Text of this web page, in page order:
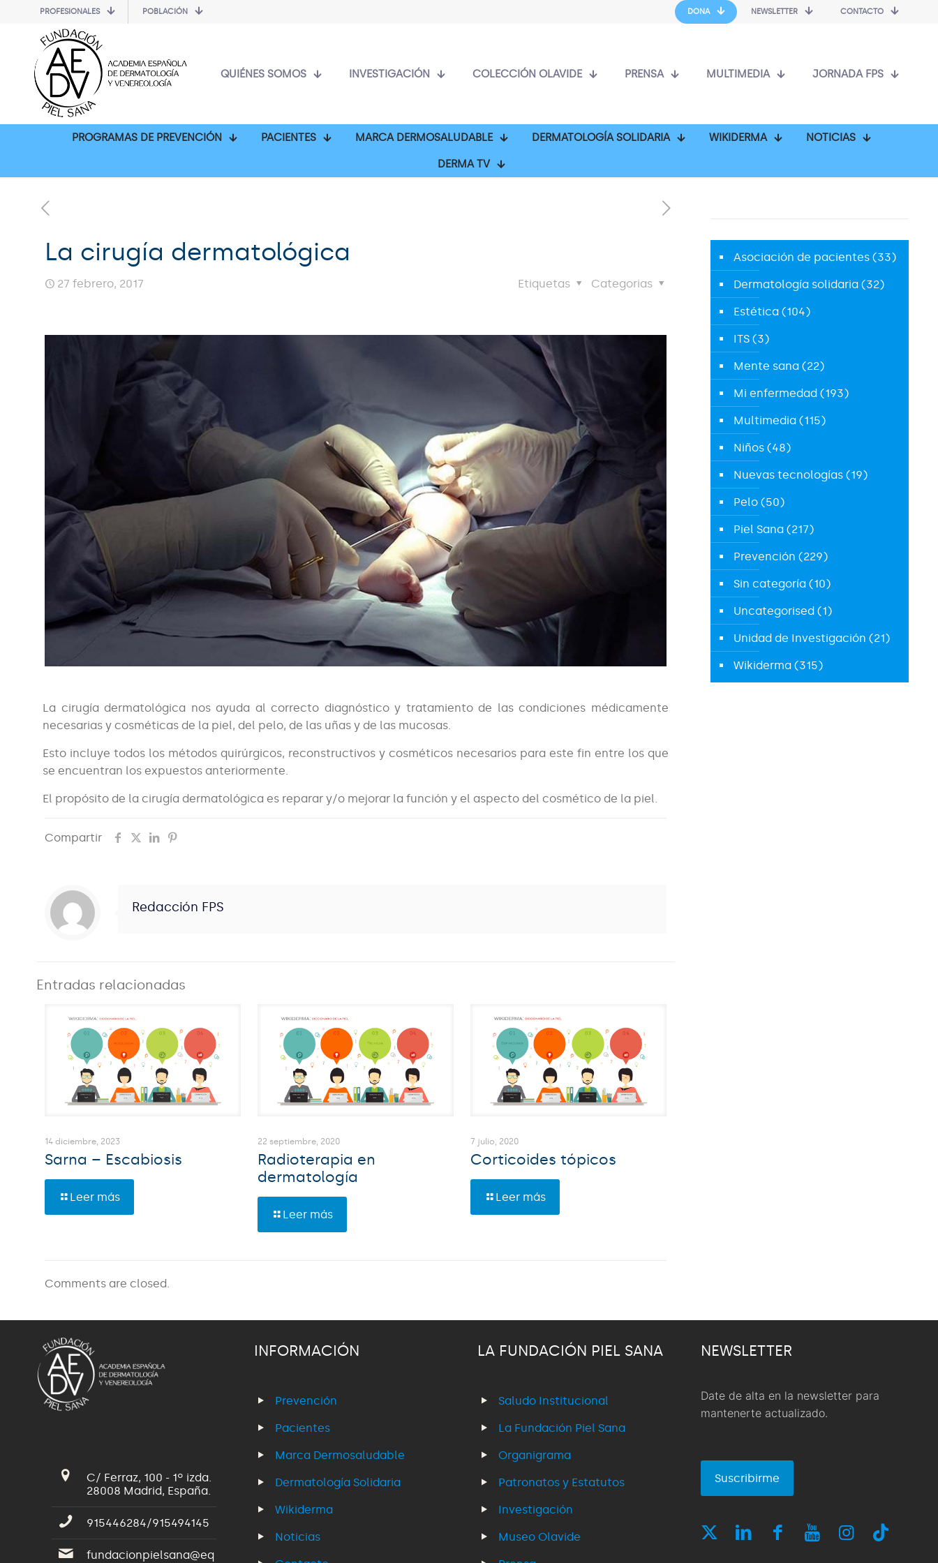
PROFESIONALES POBLACIÓN DONA NEWSLETTER CONTACTO
QUIÉNES SOMOS INVESTIGACIÓN COLECCIÓN OLAVIDE PRENSA MULTIMEDIA JORNADA FPS
PROGRAMAS DE PREVENCIÓN PACIENTES MARCA DERMOSALUDABLE DERMATOLOGÍA SOLIDARIA WIKIDERMA NOTICIAS
DERMA TV
La cirugía dermatológica
27 febrero, 2017 Categorias
Etiquetas
La cirugía dermatológica nos ayuda al correcto diagnóstico y tratamiento de las condiciones médicamente
necesarias y cosméticas de la piel, del pelo, de las uñas y de las mucosas.
Esto incluye todos los métodos quirúrgicos, reconstructivos y cosméticos necesarios para este fin entre los que
se encuentran los expuestos anteriormente.
El propósito de la cirugía dermatológica es reparar y/o mejorar la función y el aspecto del cosmético de la piel.
Compartir
Redacción FPS
Entradas relacionadas
14 diciembre, 2023
Sarna – Escabiosis
Leer más
22 septiembre, 2020
Radioterapia en
dermatología
Leer más
7 julio, 2020
Corticoides tópicos
Leer más
Comments are closed.
Asociación de pacientes (33)
Dermatología solidaria (32)
Estética (104)
ITS (3)
Mente sana (22)
Mi enfermedad (193)
Multimedia (115)
Niños (48)
Nuevas tecnologías (19)
Pelo (50)
Piel Sana (217)
Prevención (229)
Sin categoría (10)
Uncategorised (1)
Unidad de Investigación (21)
Wikiderma (315)
C/ Ferraz, 100 - 1º izda.
28008 Madrid, España.
915446284/915494145
fundacionpielsana@eq
INFORMACIÓN
Prevención
Pacientes
Marca Dermosaludable
Dermatología Solidaria
Wikiderma
Noticias
LA FUNDACIÓN PIEL SANA
Saludo Institucional
La Fundación Piel Sana
Organigrama
Patronatos y Estatutos
Investigación
Museo Olavide
NEWSLETTER
Date de alta en la newsletter para
mantenerte actualizado.
Suscribirme